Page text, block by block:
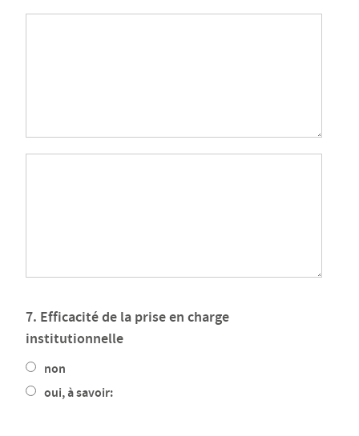
7. Efficacité de la prise en charge
institutionnelle
non
oui, à savoir: